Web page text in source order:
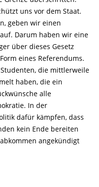
uns vor dem Staat.
geben wir einen
Darum haben wir eine
über dieses Gesetz
eines Referendums.
die mittlerweile
haben, die ein
alle
In der
dafür kämpfen, dass
kein Ende bereiten
angekündigt